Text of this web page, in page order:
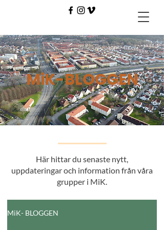
MiK-BLOGGEN
Här hittar du senaste nytt,
uppdateringar och information från våra
grupper i MiK.
MiK- BLOGGEN